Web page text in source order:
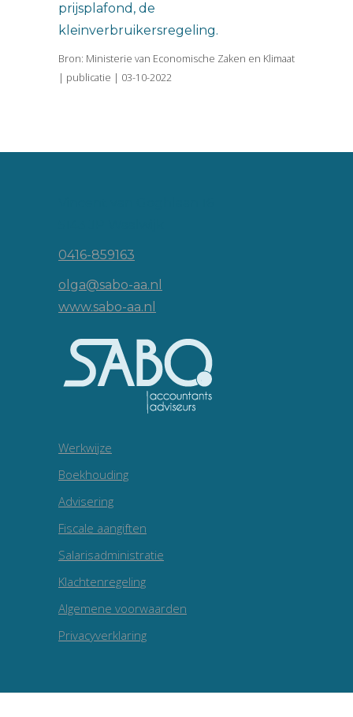
prijsplafond, de
kleinverbruikersregeling.
Bron: Ministerie van Economische Zaken en Klimaat
| publicatie | 03-10-2022
0416-859163
olga@sabo-aa.nl
www.sabo-aa.nl
Werkwijze
Boekhouding
Advisering
Fiscale aangiften
Salarisadministratie
Klachtenregeling
Algemene voorwaarden
Privacyverklaring